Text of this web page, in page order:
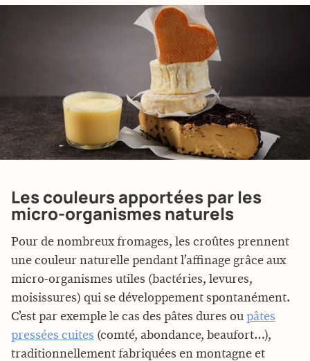
Les couleurs apportées par les
micro-organismes naturels
Pour de nombreux fromages, les croûtes prennent
une couleur naturelle pendant l’affinage grâce aux
micro-organismes utiles (bactéries, levures,
moisissures) qui se développement spontanément.
C’est par exemple le cas des pâtes dures ou pâtes
pressées cuites (comté, abondance, beaufort…),
traditionnellement fabriquées en montagne et